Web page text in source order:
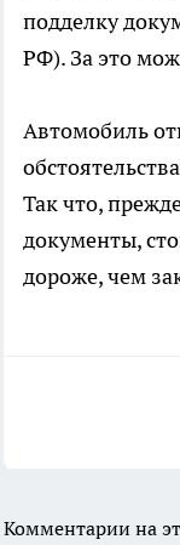
подделку
РФ). За это
Автомобиль
Так что,
документы,
дороже, чем
Комментарии на